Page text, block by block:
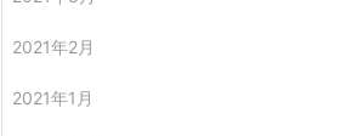
2021年2月
2021年1月